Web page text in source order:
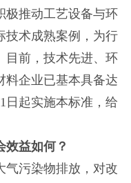
极推动工艺设备与环
技术成熟案例，为行
目前，技术先进、环
料企业已基本具备达
日起实施本标准，给
效益如何？
污染物排放，对改